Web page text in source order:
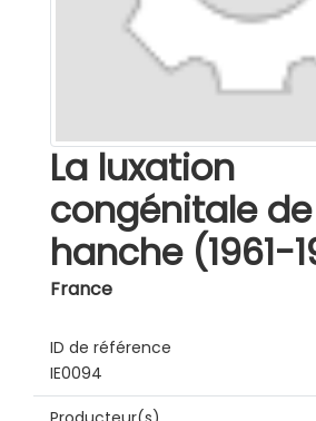
La luxation
congénitale
hanche (1961-
France
ID de référence
IE0094